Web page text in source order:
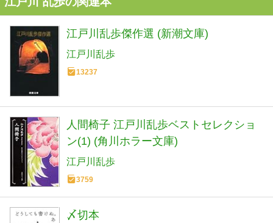
江戸川乱歩傑作選 (新潮文庫)
江戸川乱歩
13237
人間椅子 江戸川乱歩ベストセレクショ
ン(1) (角川ホラー文庫)
江戸川乱歩
3759
〆切本